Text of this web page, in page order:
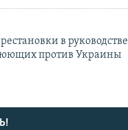
в руководстве
против Украины